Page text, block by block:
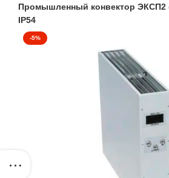
Промышленный конвектор ЭКСП2
IP54
-5%